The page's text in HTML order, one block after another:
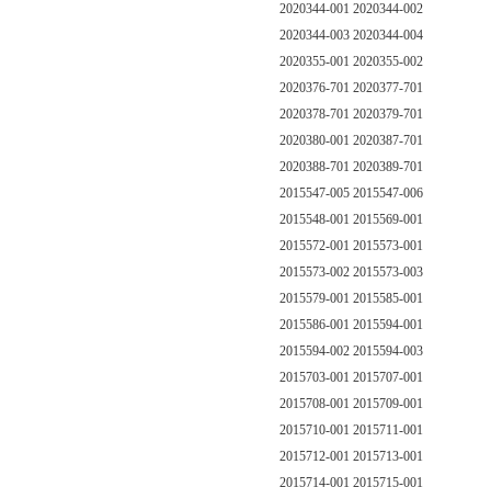
2020344-001 2020344-002
2020344-003 2020344-004
2020355-001 2020355-002
2020376-701 2020377-701
2020378-701 2020379-701
2020380-001 2020387-701
2020388-701 2020389-701
2015547-005 2015547-006
2015548-001 2015569-001
2015572-001 2015573-001
2015573-002 2015573-003
2015579-001 2015585-001
2015586-001 2015594-001
2015594-002 2015594-003
2015703-001 2015707-001
2015708-001 2015709-001
2015710-001 2015711-001
2015712-001 2015713-001
2015714-001 2015715-001